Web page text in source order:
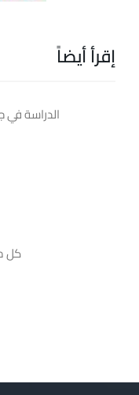
إقرأ أيضاً
الدراسة في
كل